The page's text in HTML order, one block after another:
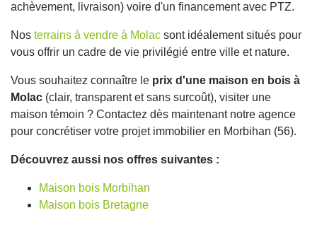
achèvement, livraison) voire d'un financement avec PTZ.
Nos terrains à vendre à Molac sont idéalement situés pour
vous offrir un cadre de vie privilégié entre ville et nature.
Vous souhaitez connaître le prix d'une maison en bois à
Molac (clair, transparent et sans surcoût), visiter une
maison témoin ? Contactez dès maintenant notre agence
pour concrétiser votre projet immobilier en Morbihan (56).
Découvrez aussi nos offres suivantes :
Maison bois Morbihan
Maison bois Bretagne